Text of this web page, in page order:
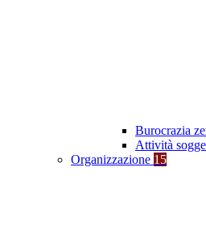
Burocrazia
Attività
Organizzazione 15